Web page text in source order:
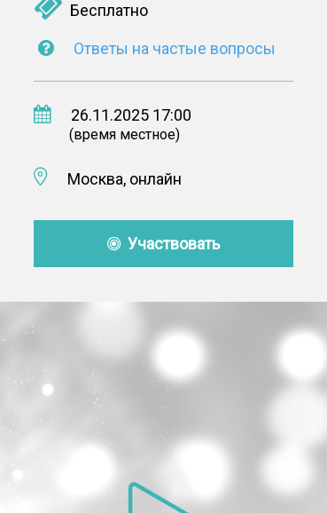
Бесплатно
Ответы на частые вопросы
26.11.2025 17:00
(время местное)
Москва, онлайн
Участвовать